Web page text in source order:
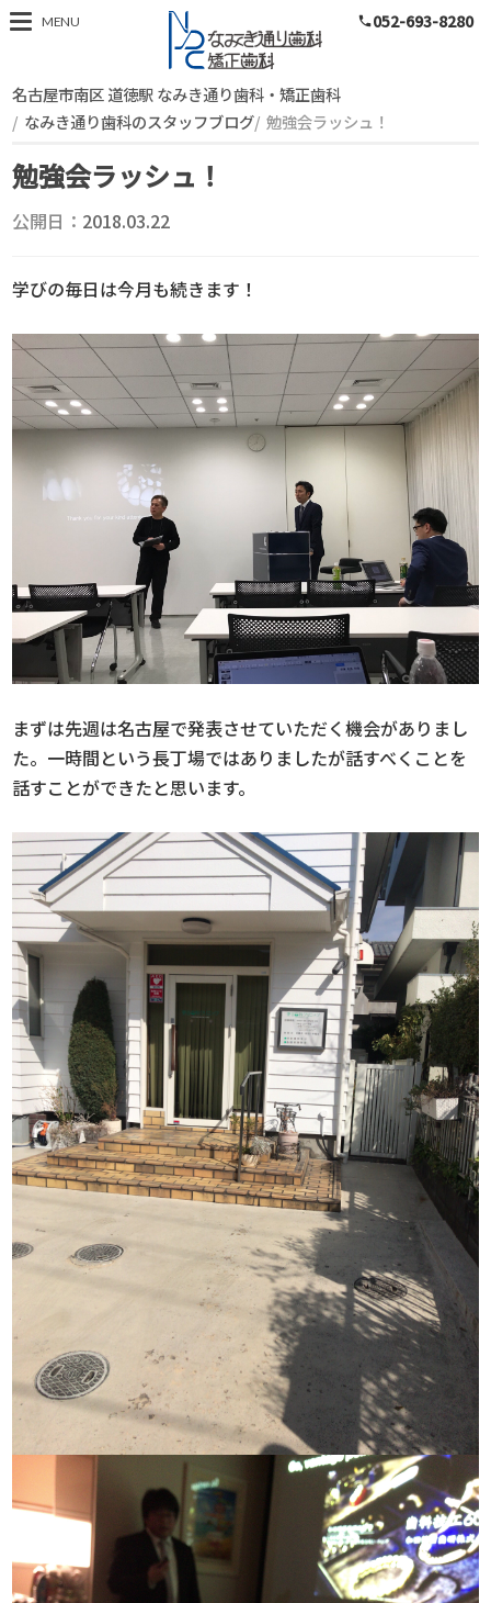
スタッフブログ
MENU phone052-693-8280
名古屋市南区 道徳駅 なみき通り歯科・矯正歯科
なみき通り歯科のスタッフブログ 勉強会ラッシュ！
勉強会ラッシュ！
公開日： 2018.03.22
学びの毎日は今月も続きます！
まずは先週は名古屋で発表させていただく機会がありまし
た。一時間という長丁場ではありましたが話すべくことを
話すことができたと思います。